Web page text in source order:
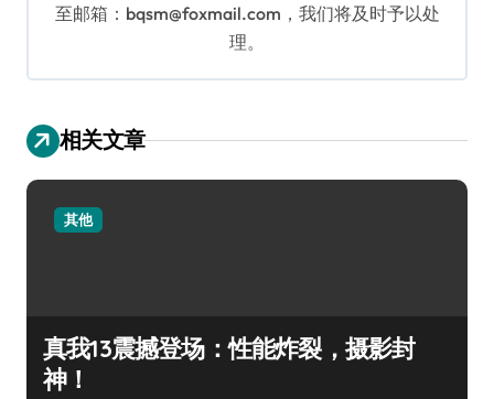
至邮箱：bqsm@foxmail.com，我们将及时予以处
理。
相关文章
其他
真我13震撼登场：性能炸裂，摄影封
神！